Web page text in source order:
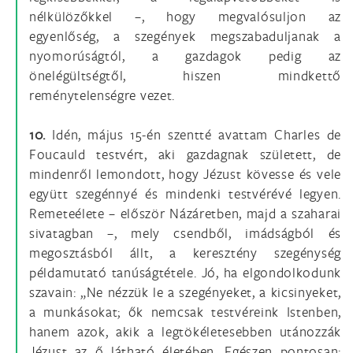
nélkülözőkkel –, hogy megvalósuljon az
egyenlőség, a szegények megszabaduljanak a
nyomorúságtól, a gazdagok pedig az
önelégültségtől, hiszen mindkettő
reménytelenségre vezet.
10. Idén, május 15-én szentté avattam Charles de
Foucauld testvért, aki gazdagnak született, de
mindenről lemondott, hogy Jézust kövesse és vele
együtt szegénnyé és mindenki testvérévé legyen.
Remeteélete – először Názáretben, majd a szaharai
sivatagban –, mely csendből, imádságból és
megosztásból állt, a keresztény szegénység
példamutató tanúságtétele. Jó, ha elgondolkodunk
szavain: „Ne nézzük le a szegényeket, a kicsinyeket,
a munkásokat; ők nemcsak testvéreink Istenben,
hanem azok, akik a legtökéletesebben utánozzák